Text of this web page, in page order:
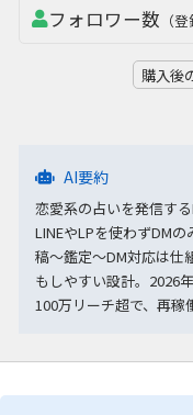
フォロワー数 （
購入後
AI要約
恋愛系の占いを発信す
LINEやLPを使わずDM
稿〜鑑定〜DM対応は仕
もしやすい設計。2026
100万リーチ超で、再稼